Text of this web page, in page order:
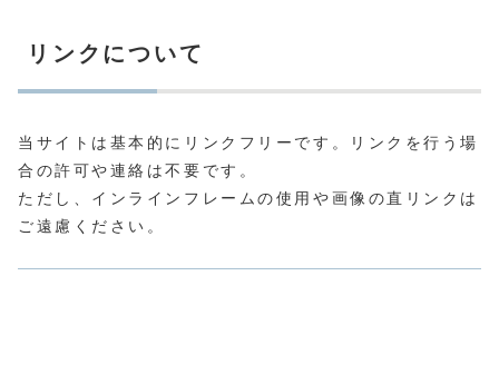
リンクについて
当サイトは基本的にリンクフリーです。リンクを行う場
合の許可や連絡は不要です。
ただし、インラインフレームの使用や画像の直リンクは
ご遠慮ください。